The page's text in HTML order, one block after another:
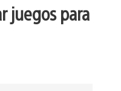
juegos para